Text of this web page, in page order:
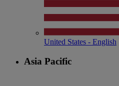
United States - English
Asia Pacific